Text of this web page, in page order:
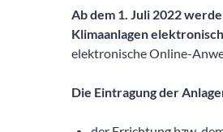
Ab dem 1. Juli 2022
Klimaanlagen
elektronische Online-
Die Eintragung der
der Errichtung bzw.